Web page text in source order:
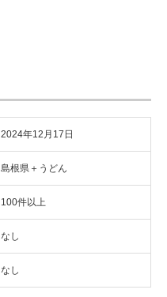
2024年12月17日
島根県＋うどん
100件以上
なし
なし